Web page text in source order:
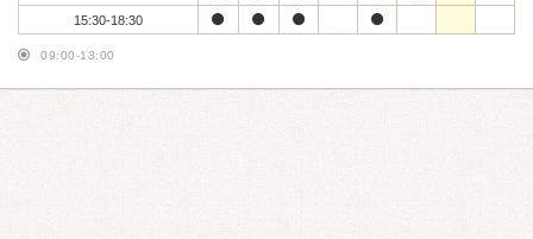
15:30-18:30
09:00-13:00